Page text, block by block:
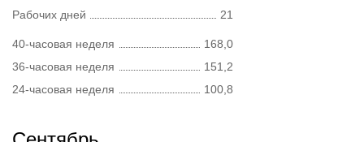
Рабочих дней
21
40-часовая неделя
168,0
36-часовая неделя
151,2
24-часовая неделя
100,8